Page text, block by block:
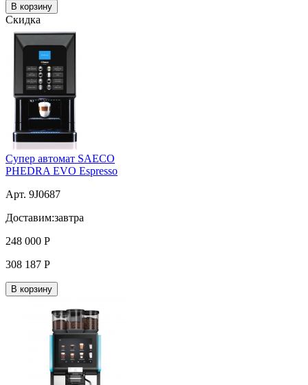
В корзину
Скидка
Супер автомат SAECO
PHEDRA EVO Espresso
Арт. 9J0687
Доставим:завтра
248 000 Р
308 187 Р
В корзину